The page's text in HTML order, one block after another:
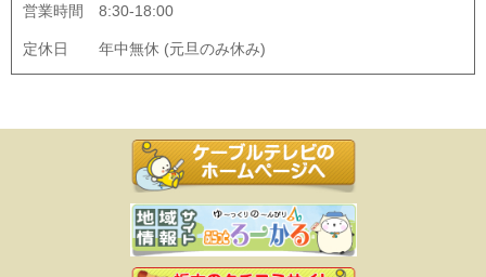
営業時間 8:30-18:00
定休日 年中無休 (元旦のみ休み)